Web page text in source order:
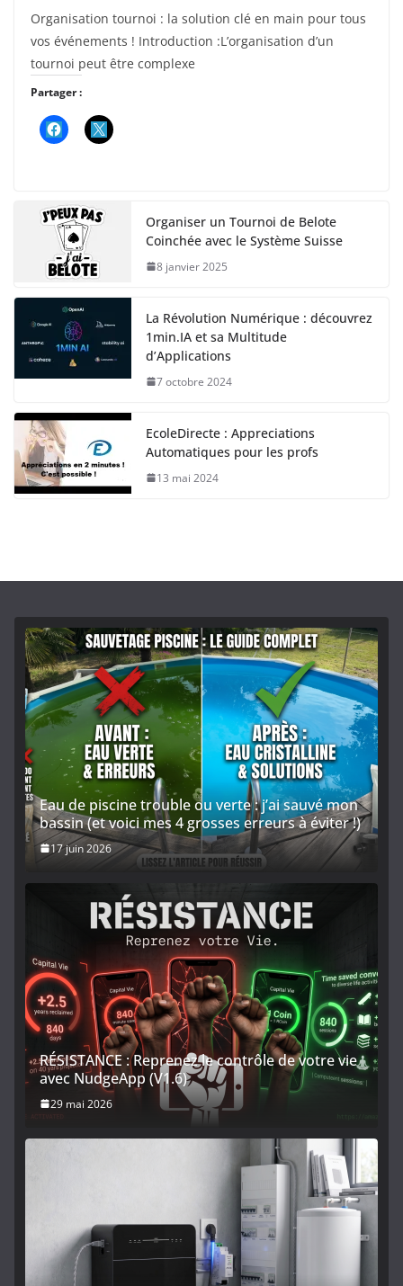
Organisation tournoi : la solution clé en main pour tous
vos événements ! Introduction :L’organisation d’un
tournoi peut être complexe
Partager :
Organiser un Tournoi de Belote
Coinchée avec le Système Suisse
8 janvier 2025
La Révolution Numérique : découvrez
1min.IA et sa Multitude
d’Applications
7 octobre 2024
EcoleDirecte : Appreciations
Automatiques pour les profs
13 mai 2024
Eau de piscine trouble ou verte : j’ai sauvé mon
bassin (et voici mes 4 grosses erreurs à éviter !)
17 juin 2026
RÉSISTANCE : Reprenez le contrôle de votre vie
avec NudgeApp (V1.6)
29 mai 2026